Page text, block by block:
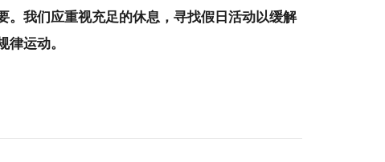
。我们应重视充足的休息，寻找假日活动以缓解
运动。